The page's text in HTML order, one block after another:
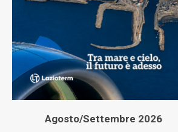
Agosto/Settembre 2026